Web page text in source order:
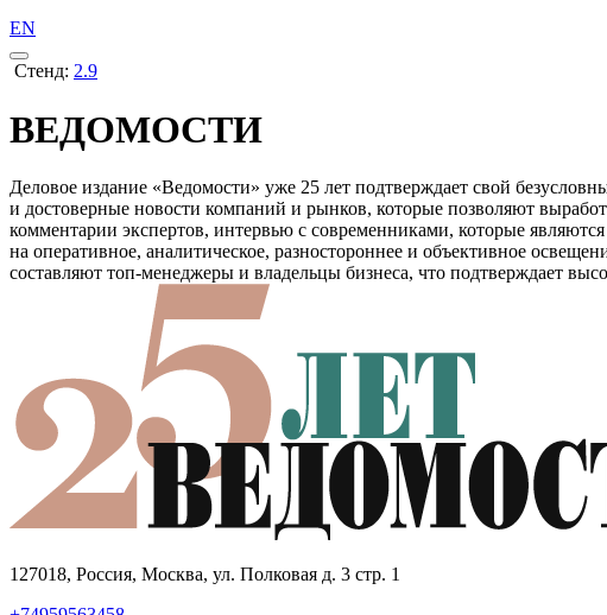
EN
Стенд: 2.9
ВЕДОМОСТИ
Деловое издание «Ведомости» уже 25 лет подтверждает свой
и достоверные новости компаний и рынков, которые позволяют
комментарии экспертов, интервью с современниками, которые
на оперативное, аналитическое, разностороннее и объективное
составляют топ-менеджеры и владельцы бизнеса, что подтверждает
127018, Россия, Москва, ул. Полковая д. 3 стр. 1